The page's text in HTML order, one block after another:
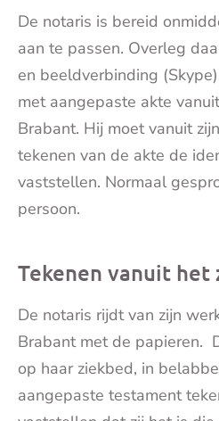
De notaris is bereid
aan te passen. Overleg
en beeldverbinding
met aangepaste akte
Brabant. Hij moet vanuit
tekenen van de akte de
vaststellen. Normaal
persoon.
Tekenen vanuit het
De notaris rijdt van zijn
Brabant met de papieren.
op haar ziekbed, in
aangepaste testament